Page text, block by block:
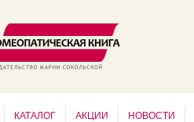
КАТАЛОГ АКЦИИ НОВОСТИ